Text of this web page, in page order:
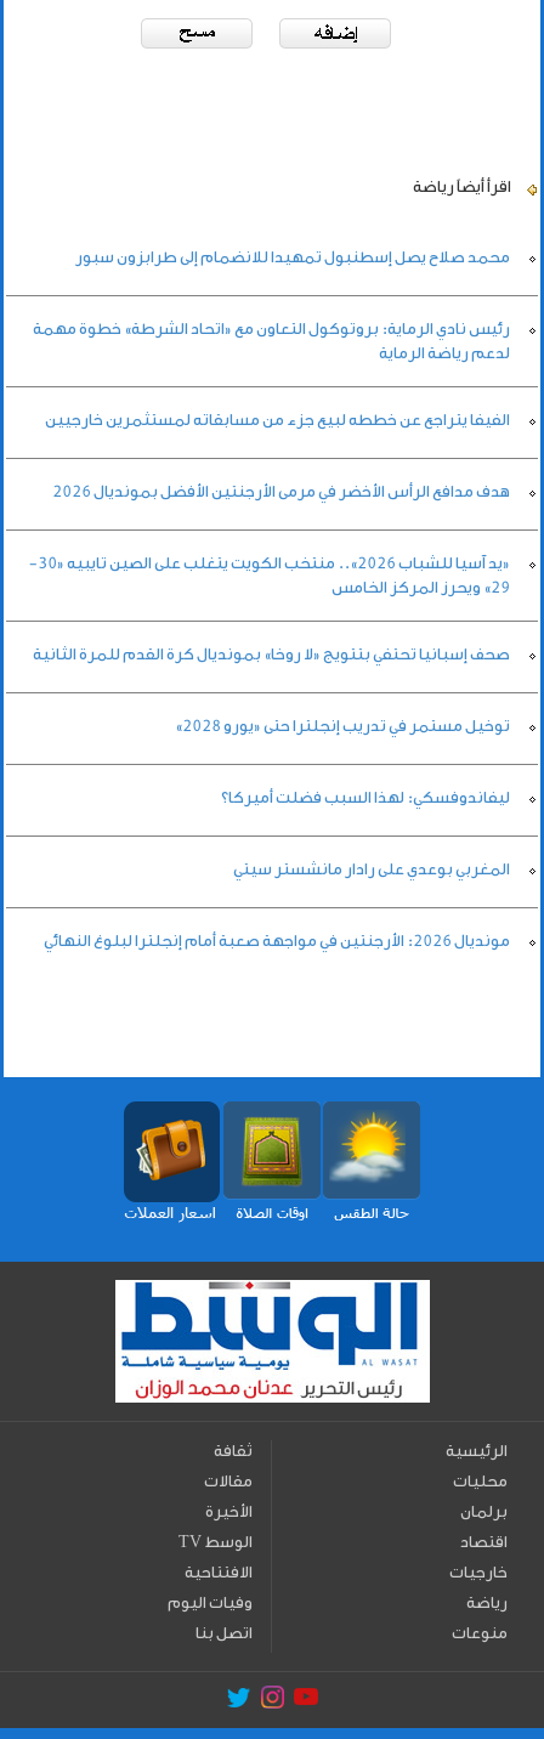
اقرأ أيضاً رياضة
محمد صلاح يصل إسطنبول تمهيدا للانضمام إلى طرابزون سبور
رئيس نادي الرماية: بروتوكول التعاون مع «اتحاد الشرطة» خطوة مهمة
لدعم رياضة الرماية
الفيفا يتراجع عن خططه لبيع جزء من مسابقاته لمستثمرين خارجيين
هدف مدافع الرأس الأخضر في مرمى الأرجنتين الأفضل بمونديال 2026
«يد آسيا للشباب 2026».. منتخب الكويت يتغلب على الصين تايبيه «30-
29» ويحرز المركز الخامس
صحف إسبانيا تحتفي بتتويج «لا روخا» بمونديال كرة القدم للمرة الثانية
توخيل مستمر في تدريب إنجلترا حتى «يورو 2028»
ليفاندوفسكي: لهذا السبب فضلت أميركا؟
المغربي بوعدي على رادار مانشستر سيتي
مونديال 2026: الأرجنتين في مواجهة صعبة أمام إنجلترا لبلوغ النهائي
الرئيسية
محليات
برلمان
اقتصاد
خارجيات
رياضة
منوعات
ثقافة
مقالات
الأخيرة
TV الوسط
الافتتاحية
وفيات اليوم
اتصل بنا